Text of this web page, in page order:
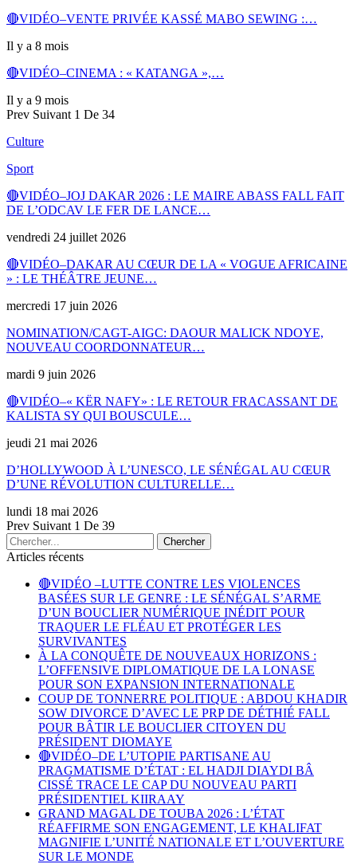
🔴VIDÉO–VENTE PRIVÉE KASSÉ MABO SEWING :…
Il y a 8 mois
🔴VIDÉO–CINEMA : « KATANGA »,…
Il y a 9 mois
Prev Suivant 1 De 34
Culture
Sport
🔴VIDÉO–JOJ DAKAR 2026 : LE MAIRE ABASS FALL FAIT
DE L’ODCAV LE FER DE LANCE…
vendredi 24 juillet 2026
🔴VIDÉO–DAKAR AU CŒUR DE LA « VOGUE AFRICAINE
» : LE THÉÂTRE JEUNE…
mercredi 17 juin 2026
NOMINATION/CAGT-AIGC: DAOUR MALICK NDOYE,
NOUVEAU COORDONNATEUR…
mardi 9 juin 2026
🔴VIDÉO–« KËR NAFY» : LE RETOUR FRACASSANT DE
KALISTA SY QUI BOUSCULE…
jeudi 21 mai 2026
D’HOLLYWOOD À L’UNESCO, LE SÉNÉGAL AU CŒUR
D’UNE RÉVOLUTION CULTURELLE…
lundi 18 mai 2026
Prev Suivant 1 De 39
Articles récents
🔴VIDÉO –LUTTE CONTRE LES VIOLENCES
BASÉES SUR LE GENRE : LE SÉNÉGAL S’ARME
D’UN BOUCLIER NUMÉRIQUE INÉDIT POUR
TRAQUER LE FLÉAU ET PROTÉGER LES
SURVIVANTES
À LA CONQUÊTE DE NOUVEAUX HORIZONS :
L’OFFENSIVE DIPLOMATIQUE DE LA LONASE
POUR SON EXPANSION INTERNATIONALE
COUP DE TONNERRE POLITIQUE : ABDOU KHADIR
SOW DIVORCE D’AVEC LE PRP DE DÉTHIÉ FALL
POUR BÂTIR LE BOUCLIER CITOYEN DU
PRÉSIDENT DIOMAYE
🔴VIDÉO–DE L’UTOPIE PARTISANE AU
PRAGMATISME D’ÉTAT : EL HADJI DIAYDI BÂ
CISSÉ TRACE LE CAP DU NOUVEAU PARTI
PRÉSIDENTIEL KIIRAAY
GRAND MAGAL DE TOUBA 2026 : L’ÉTAT
RÉAFFIRME SON ENGAGEMENT, LE KHALIFAT
MAGNIFIE L’UNITÉ NATIONALE ET L’OUVERTURE
SUR LE MONDE